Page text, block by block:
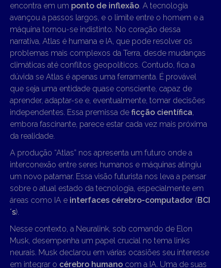
encontra em um ponto de inflexão. A tecnologia
avançou a passos largos, e o limite entre o homem e a
máquina tornou-se indistinto. No coração dessa
narrativa, Atlas é humana e IA, que pode resolver os
problemas mais complexos da Terra, desde mudanças
climáticas até conflitos geopolíticos. Contudo, fica a
dúvida se Atlas é apenas uma ferramenta. É provável
que seja uma entidade quase consciente, capaz de
aprender, adaptar-se e, eventualmente, tomar decisões
independentes. Essa premissa de ficção científica,
embora fascinante, parece estar cada vez mais próxima
da realidade.
A produção “Atlas” nos apresenta um futuro onde a
interconexão entre seres humanos e máquinas atingiu
um novo patamar. Essa visão futurista nos leva a pensar
sobre o atual estado da tecnologia, especialmente em
áreas como IA e interfaces cérebro-computador (BCI
´s).
Nesse contexto, a Neuralink, sob comando de Elon
Musk, desempenha um papel crucial no tema links
neurais. Musk declarou em várias ocasiões seu interesse
em integrar o cérebro humano com a IA. Uma de suas